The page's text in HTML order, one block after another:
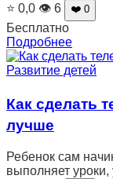
⭐ 0,0 👁 6 ❤️ 0
Бесплатно
Подробнее
Развитие детей
Как сделать
лучше
Ребенок сам
выполняет